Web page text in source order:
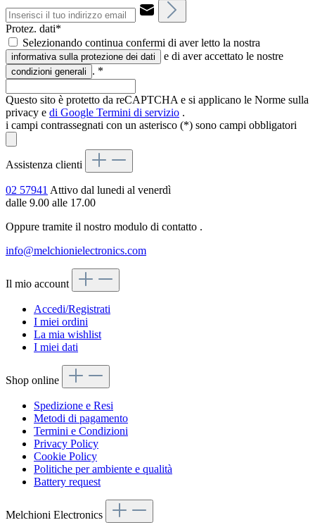
Protez. dati*
Selezionando continua confermi di aver letto la nostra
informativa sulla protezione dei dati e di aver accettato le nostre
condizioni generali . *
Questo sito è protetto da reCAPTCHA e si applicano le Norme sulla
privacy e di Google Termini di servizio .
i campi contrassegnati con un asterisco (*) sono campi obbligatori
Assistenza clienti
02 57941 Attivo dal lunedi al venerdì
dalle 9.00 alle 17.00
Oppure tramite il nostro modulo di contatto .
info@melchionielectronics.com
Il mio account
Accedi/Registrati
I miei ordini
La mia wishlist
I miei dati
Shop online
Spedizione e Resi
Metodi di pagamento
Termini e Condizioni
Privacy Policy
Cookie Policy
Politiche per ambiente e qualità
Battery request
Melchioni Electronics